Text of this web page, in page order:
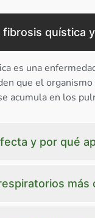
fibrosis quística
es una
que el
acumula en los
y por qué
más